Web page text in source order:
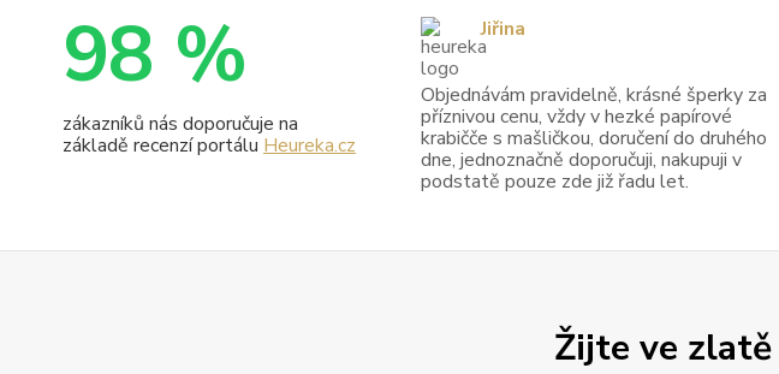
Žijte ve
98 %
zákazníků nás doporučuje na
základě recenzí portálu Heureka.cz
Objednávám pravidelně, krásné šperky za
příznivou cenu, vždy v hezké papírové
krabičče s mašličkou, doručení do druhého
dne, jednoznačně doporučuji, nakupuji v
podstatě pouze zde již řadu let.
Jiřina